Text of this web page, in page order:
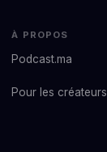
À PROPOS
Podcast.ma
Pour les créateurs